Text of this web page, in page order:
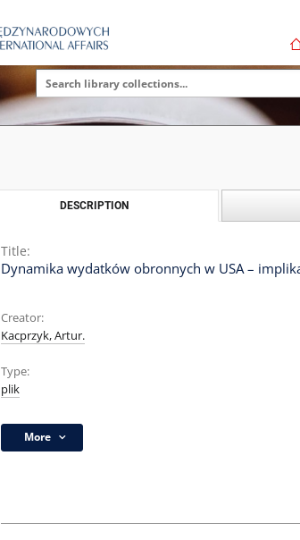
DESCRIPTION
Title:
Dynamika wydatków obronnych w USA –
Creator:
Kacprzyk, Artur.
Type:
plik
More